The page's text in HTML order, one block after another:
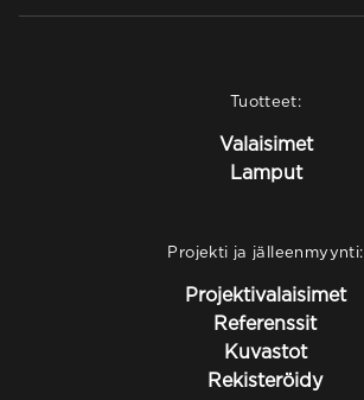
Tuotteet:
Valaisimet
Lamput
Projekti ja jälleenmyynti:
Projektivalaisimet
Referenssit
Kuvastot
Rekisteröidy